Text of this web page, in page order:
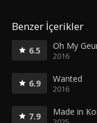
Benzer İçerikler
6.5 Oh My
2016
6.9 Wanted
2016
7.9 Made in